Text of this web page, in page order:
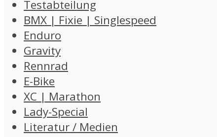
Testabteilung
BMX | Fixie | Singlespeed
Enduro
Gravity
Rennrad
E-Bike
XC | Marathon
Lady-Special
Literatur / Medien